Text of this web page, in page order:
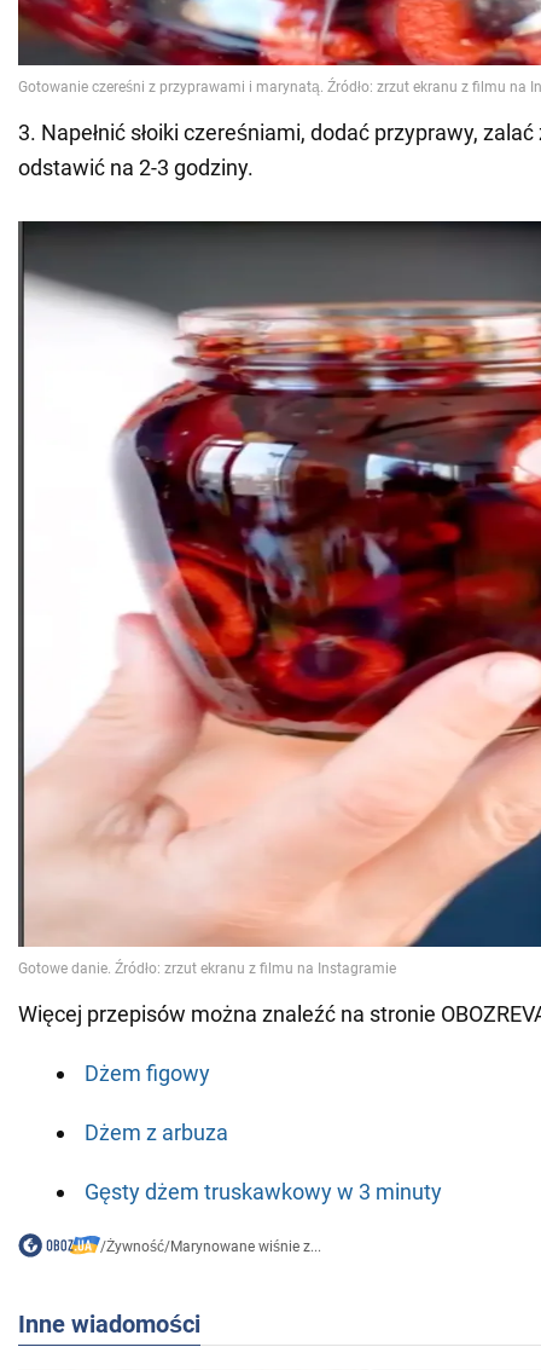
3. Napełnić słoiki czereśniami, dodać przyprawy,
odstawić na 2-3 godziny.
Więcej przepisów można znaleźć na stronie
Dżem figowy
Dżem z arbuza
Gęsty dżem truskawkowy w 3 minuty
/Żywność/Marynowane wiśnie z...
Inne wiadomości